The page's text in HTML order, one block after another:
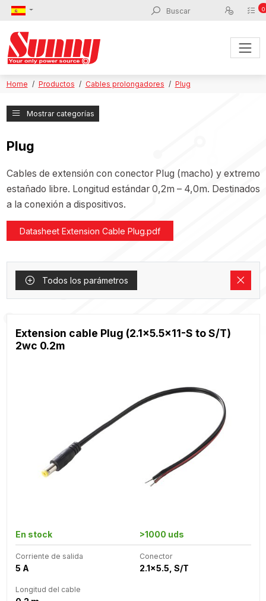
0
Home Productos Cables prolongadores Plug
Mostrar categorías
Plug
Cables de extensión con conector Plug (macho) y extremo
estañado libre. Longitud estándar 0,2m – 4,0m. Destinados
a la conexión a dispositivos.
Datasheet Extension Cable Plug.pdf
Todos los parámetros
Extension cable Plug (2.1x5.5x11-S to S/T)
2wc 0.2m
En stock >1000 uds
Corriente de salida
5 A
Conector
2.1x5.5, S/T
Longitud del cable